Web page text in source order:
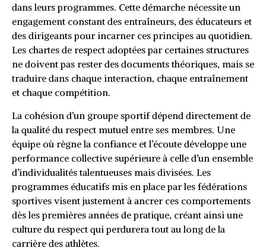
dans leurs programmes. Cette démarche nécessite un
engagement constant des entraîneurs, des éducateurs et
des dirigeants pour incarner ces principes au quotidien.
Les chartes de respect adoptées par certaines structures
ne doivent pas rester des documents théoriques, mais se
traduire dans chaque interaction, chaque entraînement
et chaque compétition.
La cohésion d’un groupe sportif dépend directement de
la qualité du respect mutuel entre ses membres. Une
équipe où règne la confiance et l’écoute développe une
performance collective supérieure à celle d’un ensemble
d’individualités talentueuses mais divisées. Les
programmes éducatifs mis en place par les fédérations
sportives visent justement à ancrer ces comportements
dès les premières années de pratique, créant ainsi une
culture du respect qui perdurera tout au long de la
carrière des athlètes.